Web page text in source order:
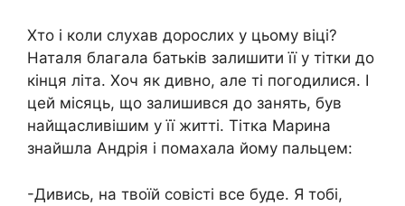
Хто і коли слухав дорослих у цьому віці?
Наталя благала батьків залишити її у тітки до
кінця літа. Хоч як дивно, але ті погодилися. І
цей місяць, що залишився до занять, був
найщасливішим у її житті. Тітка Марина
знайшла Андрія і помахала йому пальцем:
-Дивись, на твоїй совісті все буде. Я тобі,